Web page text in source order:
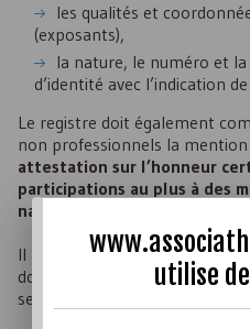
les qualités et
(exposants),
la nature, le numéro et la
d’identité avec l’indication
Le registre doit également
non professionnels la mention
attestation sur l’honneur
participations au plus à des
nature au cours de l’année
Il n’est plus nécessaire pour
domicile ou leur résidence
se déroule la vente au déballage.
utilise